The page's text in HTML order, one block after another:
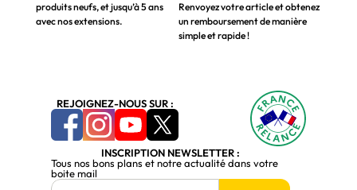
produits neufs, et jusqu’à 5 ans
avec nos extensions.
Renvoyez votre article et obtenez
un remboursement de manière
simple et rapide !
REJOIGNEZ-NOUS SUR :
INSCRIPTION NEWSLETTER :
Tous nos bons plans et notre actualité dans votre
boite mail